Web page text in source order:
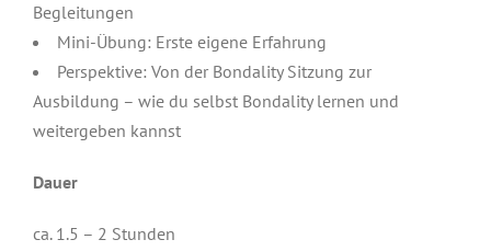
Begleitungen
Mini-Übung: Erste eigene Erfahrung
Perspektive: Von der Bondality Sitzung zur
Ausbildung – wie du selbst Bondality lernen und
weitergeben kannst
Dauer
ca. 1.5 – 2 Stunden